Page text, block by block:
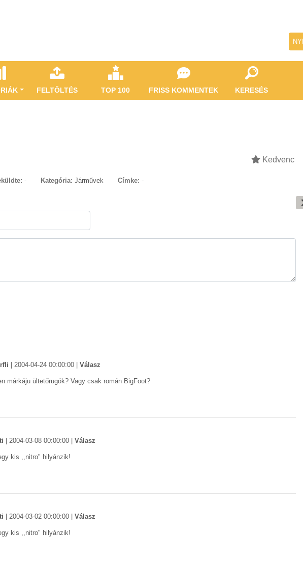
FELTÖLTÉS TOP 100 FRISS KOMMENTEK KERESÉS
Kedvenc
- Kategória: Járművek Címke: -
2004-04-24 00:00:00 Válasz
márkáju ültetőrugók? Vagy csak román BigFoot?
2004-03-08 00:00:00 Válasz
kis ,,nitro" hilyánzik!
2004-03-02 00:00:00 Válasz
kis ,,nitro" hilyánzik!